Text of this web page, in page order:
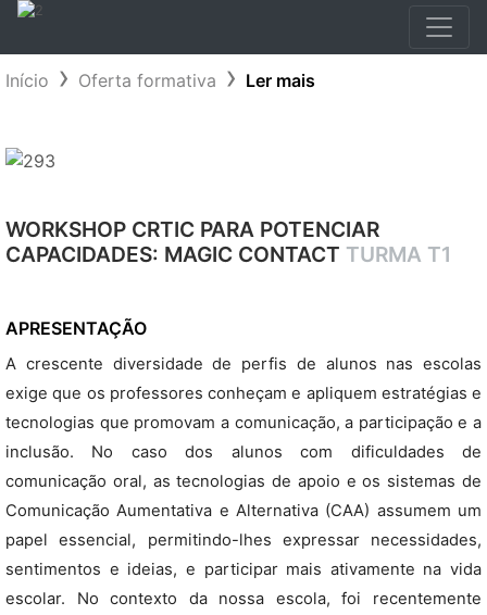
Início Oferta formativa Ler mais
WORKSHOP CRTIC PARA POTENCIAR
CAPACIDADES: MAGIC CONTACT TURMA T1
APRESENTAÇÃO
A crescente diversidade de perfis de alunos nas escolas
exige que os professores conheçam e apliquem estratégias e
tecnologias que promovam a comunicação, a participação e a
inclusão. No caso dos alunos com dificuldades de
comunicação oral, as tecnologias de apoio e os sistemas de
Comunicação Aumentativa e Alternativa (CAA) assumem um
papel essencial, permitindo-lhes expressar necessidades,
sentimentos e ideias, e participar mais ativamente na vida
escolar. No contexto da nossa escola, foi recentemente